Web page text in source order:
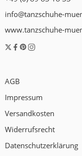
info@tanzschuhe-
www.tanzschuhe-
AGB
Impressum
Versandkosten
Widerrufsrecht
Datenschutzerklärung